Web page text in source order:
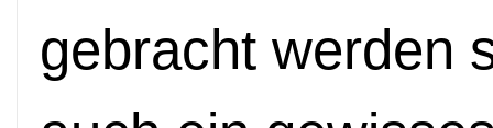
gebracht werden